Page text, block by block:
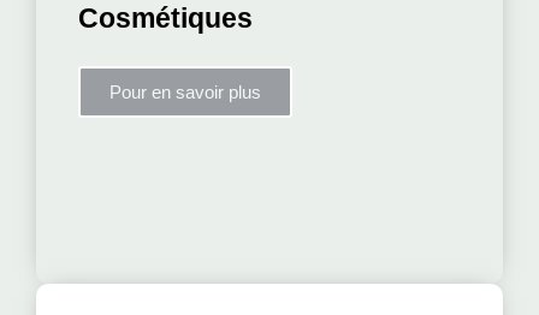
Cosmétiques
Pour en savoir plus